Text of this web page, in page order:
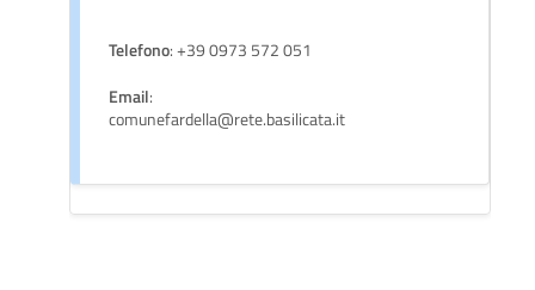
Telefono: +39 0973 572 051
Email:
comunefardella@rete.basilicata.it